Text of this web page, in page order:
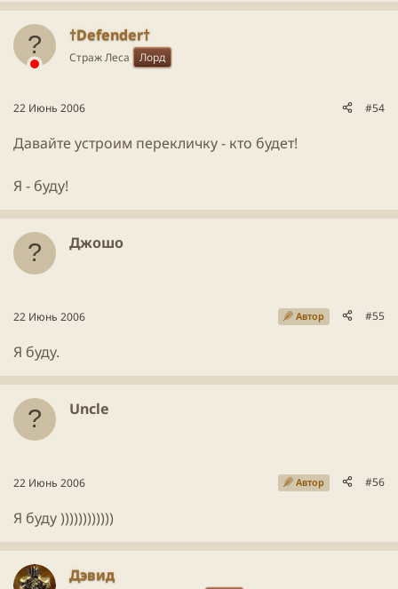
†Defender†
Страж Леса Лорд
22 Июнь 2006 #54
Давайте устроим перекличку - кто будет!
Я - буду!
Джошо
22 Июнь 2006 Автор #55
Я буду.
Uncle
22 Июнь 2006 Автор #56
Я буду ))))))))))))
Дэвид